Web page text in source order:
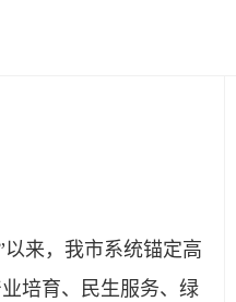
来，我市系统锚定高
培育、民生服务、绿